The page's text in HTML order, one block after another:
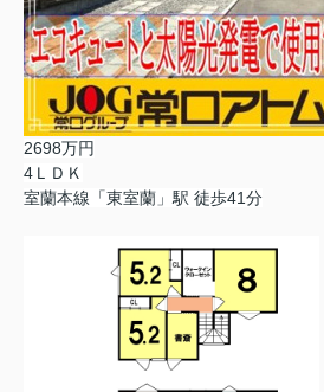
2698万円
4ＬＤＫ
室蘭本線「東室蘭」駅 徒歩41分